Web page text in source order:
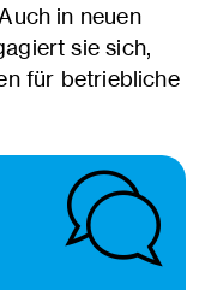
in neuen
sie sich,
für betriebliche